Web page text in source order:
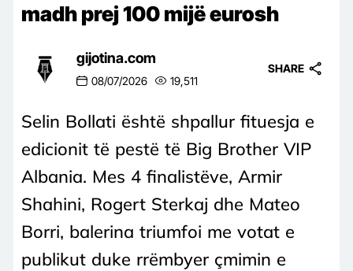
madh prej 100 mijë eurosh
gijotina.com
08/07/2026 19,511
SHARE
Selin Bollati është shpallur fituesja e
edicionit të pestë të Big Brother VIP
Albania. Mes 4 finalistëve, Armir
Shahini, Rogert Sterkaj dhe Mateo
Borri, balerina triumfoi me votat e
publikut duke rrëmbyer çmimin e